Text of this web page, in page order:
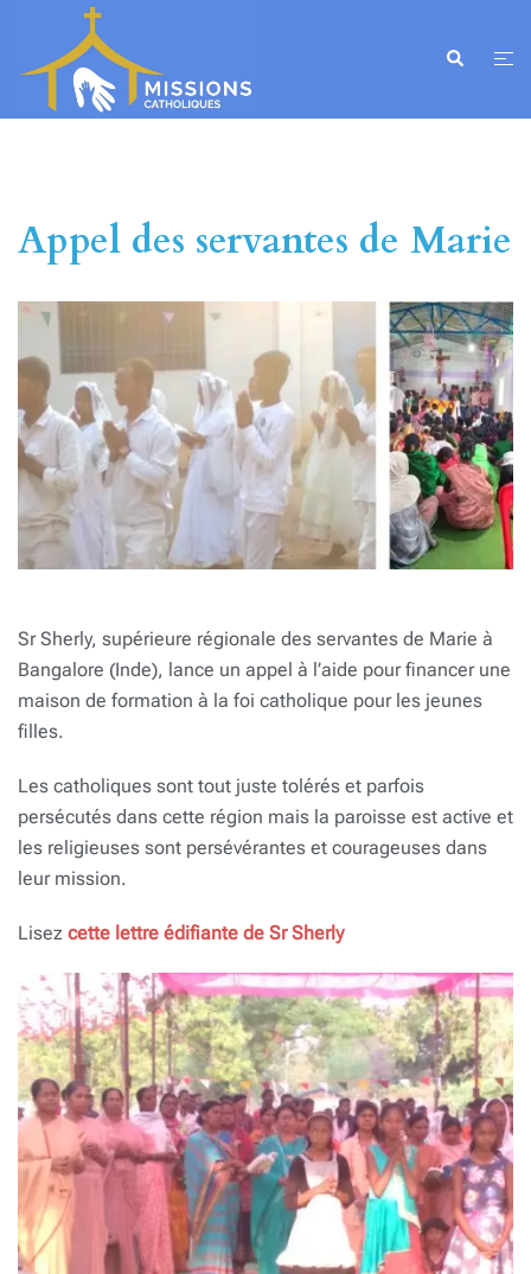
Appel des servantes de Marie
Sr Sherly, supérieure régionale des servantes de Marie à
Bangalore (Inde), lance un appel à l’aide pour financer une
maison de formation à la foi catholique pour les jeunes
filles.
Les catholiques sont tout juste tolérés et parfois
persécutés dans cette région mais la paroisse est active et
les religieuses sont persévérantes et courageuses dans
leur mission.
Lisez cette lettre édifiante de Sr Sherly